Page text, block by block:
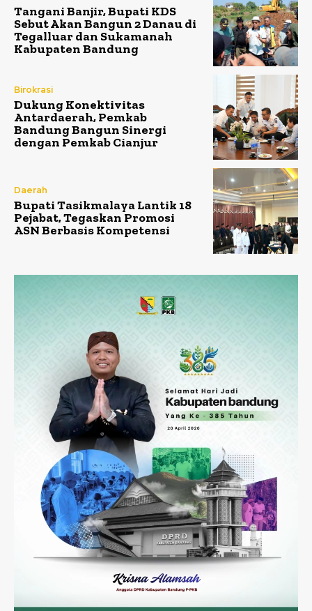
Tangani Banjir, Bupati KDS
Sebut Akan Bangun 2 Danau di
Tegalluar dan Sukamanah
Kabupaten Bandung
Birokrasi
Dukung Konektivitas
Antardaerah, Pemkab
Bandung Bangun Sinergi
dengan Pemkab Cianjur
Daerah
Bupati Tasikmalaya Lantik 18
Pejabat, Tegaskan Promosi
ASN Berbasis Kompetensi